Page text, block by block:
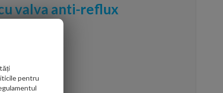
valva anti-reflux
pentru